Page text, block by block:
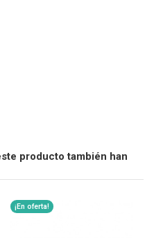
producto también han
¡En oferta!